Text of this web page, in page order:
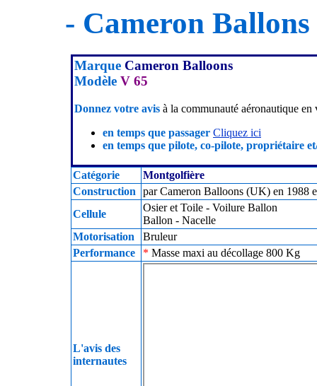
- Cameron
Marque Cameron Balloons
Modèle V 65
Donnez votre avis à la communauté aéronautique en
en temps que passager Cliquez ici
en temps que pilote, co-pilote, propriétaire
Catégorie
Montgolfière
Construction
par Cameron Balloons (UK) en 1988
Cellule
Osier et Toile - Voilure Ballon
Ballon - Nacelle
Motorisation
Bruleur
Performance
* Masse maxi au décollage 800 Kg
L'avis des
internautes